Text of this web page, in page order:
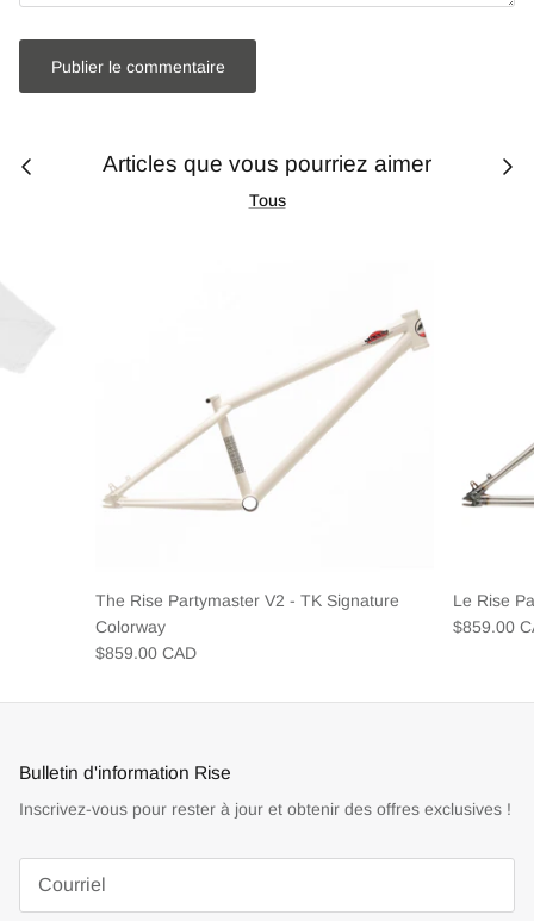
Publier le commentaire
Articles que vous pourriez aimer
Tous
The Rise Partymaster V2 - TK Signature
Colorway
$859.00 CAD
Le Rise
$859.00
Bulletin d'information Rise
Inscrivez-vous pour rester à jour et obtenir des offres exclusives !